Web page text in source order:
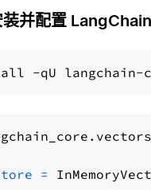
装并配置
=